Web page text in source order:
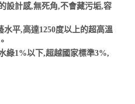
設計感,無死角,不會藏污垢,容
水平,高達1250度以上的超高溫
綠1%以下,超越國家標準3%,